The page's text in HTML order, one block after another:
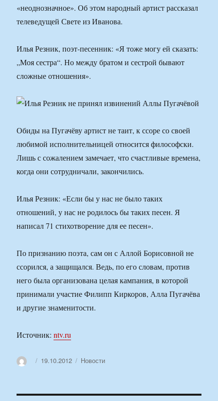
«неоднозначное». Об этом народный артист рассказал
телеведущей Свете из Иванова.
Илья Резник, поэт-песенник: «Я тоже могу ей сказать:
„Моя сестра“. Но между братом и сестрой бывают
сложные отношения».
Обиды на Пугачёву артист не таит, к ссоре со своей
любимой исполнительницей относится философски.
Лишь с сожалением замечает, что счастливые времена,
когда они сотрудничали, закончились.
Илья Резник: «Если бы у нас не было таких
отношений, у нас не родилось бы таких песен. Я
написал 71 стихотворение для ее песен».
По признанию поэта, сам он с Аллой Борисовной не
ссорился, а защищался. Ведь, по его словам, против
него была организована целая кампания, в которой
принимали участие Филипп Киркоров, Алла Пугачёва
и другие знаменитости.
Источник:ntv.ru
АвторОпубликовано
19.10.2012 Рубрики
Новости